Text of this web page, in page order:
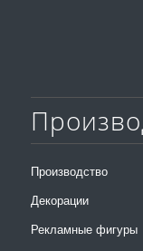
Производство
Декорации
Рекламные фигуры